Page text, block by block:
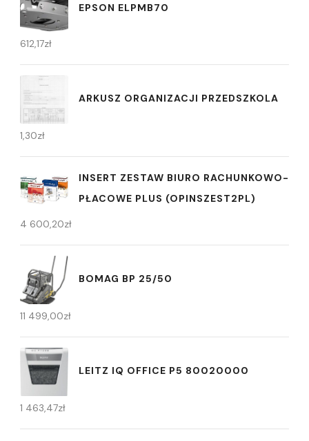
EPSON ELPMB70
612,17zł
ARKUSZ ORGANIZACJI PRZEDSZKOLA
1,30zł
INSERT ZESTAW BIURO RACHUNKOWO-
PŁACOWE PLUS (OPINSZEST2PL)
4 600,20zł
BOMAG BP 25/50
11 499,00zł
LEITZ IQ OFFICE P5 80020000
1 463,47zł